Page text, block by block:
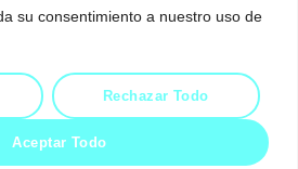
su consentimiento a nuestro uso de
Rechazar Todo
Aceptar Todo